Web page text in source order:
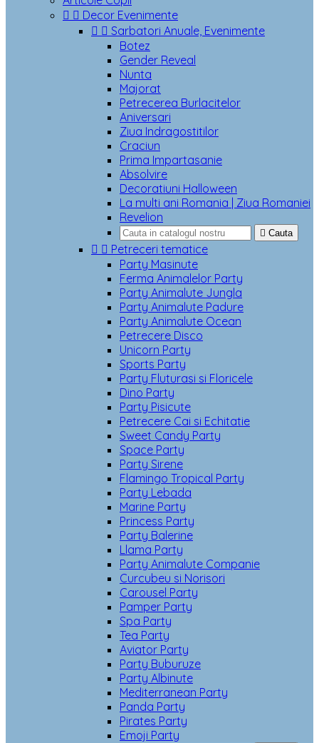
  Decor Evenimente
  Sarbatori Anuale, Evenimente
Botez
Gender Reveal
Nunta
Majorat
Petrecerea Burlacitelor
Aniversari
Ziua Indragostitilor
Craciun
Prima Impartasanie
Absolvire
Decoratiuni Halloween
La multi ani Romania | Ziua Romaniei
Revelion
 Cauta
  Petreceri tematice
Party Masinute
Ferma Animalelor Party
Party Animalute Jungla
Party Animalute Padure
Party Animalute Ocean
Petrecere Disco
Unicorn Party
Sports Party
Party Fluturasi si Floricele
Dino Party
Party Pisicute
Petrecere Cai si Echitatie
Sweet Candy Party
Space Party
Party Sirene
Flamingo Tropical Party
Party Lebada
Marine Party
Princess Party
Party Balerine
Llama Party
Party Animalute Companie
Curcubeu si Norisori
Carousel Party
Pamper Party
Spa Party
Tea Party
Aviator Party
Party Buburuze
Party Albinute
Mediterranean Party
Panda Party
Pirates Party
Emoji Party